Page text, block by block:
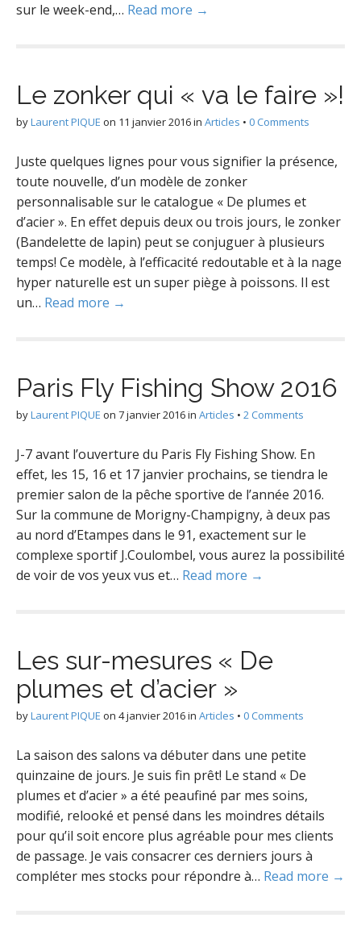
sur le week-end,… Read more →
Le zonker qui « va le faire »!
byLaurent PIQUE on 11 janvier 2016in Articles • 0 Comments
Juste quelques lignes pour vous signifier la présence,
toute nouvelle, d’un modèle de zonker
personnalisable sur le catalogue « De plumes et
d’acier ». En effet depuis deux ou trois jours, le zonker
(Bandelette de lapin) peut se conjuguer à plusieurs
temps! Ce modèle, à l’efficacité redoutable et à la nage
hyper naturelle est un super piège à poissons. Il est
un… Read more →
Paris Fly Fishing Show 2016
byLaurent PIQUE on 7 janvier 2016in Articles • 2 Comments
J-7 avant l’ouverture du Paris Fly Fishing Show. En
effet, les 15, 16 et 17 janvier prochains, se tiendra le
premier salon de la pêche sportive de l’année 2016.
Sur la commune de Morigny-Champigny, à deux pas
au nord d’Etampes dans le 91, exactement sur le
complexe sportif J.Coulombel, vous aurez la possibilité
de voir de vos yeux vus et… Read more →
Les sur-mesures « De
plumes et d’acier »
byLaurent PIQUE on 4 janvier 2016in Articles • 0 Comments
La saison des salons va débuter dans une petite
quinzaine de jours. Je suis fin prêt! Le stand « De
plumes et d’acier » a été peaufiné par mes soins,
modifié, relooké et pensé dans les moindres détails
pour qu’il soit encore plus agréable pour mes clients
de passage. Je vais consacrer ces derniers jours à
compléter mes stocks pour répondre à… Read more →